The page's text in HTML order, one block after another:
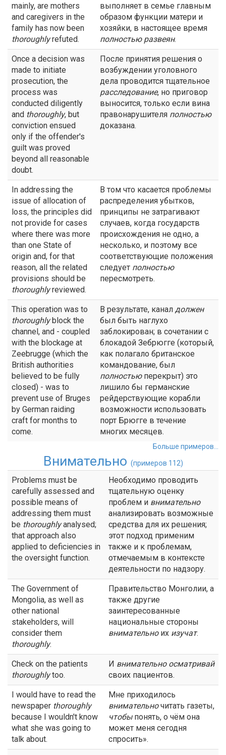
mainly, are mothers
and caregivers in the
family has now been
thoroughlyrefuted.
выполняет в семье главным
образом функции матери и
хозяйки, в настоящее время
полностьюразвеян.
Once a decision was
made to initiate
prosecution, the
process was
conducted diligently
and thoroughly, but
conviction ensued
only if the offender's
guilt was proved
beyond all reasonable
doubt.
После принятия решения о
возбуждении уголовного
дела проводится тщательное
расследование, но приговор
выносится, только если вина
правонарушителя полностью
доказана.
In addressing the
issue of allocation of
loss, the principles did
not provide for cases
where there was more
than one State of
origin and, for that
reason, all the related
provisions should be
thoroughlyreviewed.
В том что касается проблемы
распределения убытков,
принципы не затрагивают
случаев, когда государств
происхождения не одно, а
несколько, и поэтому все
соответствующие положения
следует полностью
пересмотреть.
This operation was to
thoroughlyblock the
channel, and - coupled
with the blockage at
Zeebrugge (which the
British authorities
believed to be fully
closed) - was to
prevent use of Bruges
by German raiding
craft for months to
come.
В результате, канал должен
был быть наглухо
заблокирован; в сочетании с
блокадой Зебрюгге (который,
как полагало британское
командование, был
полностьюперекрыт) это
лишило бы германские
рейдерствующие корабли
возможности использовать
порт Брюгге в течение
многих месяцев.
Больше примеров...
Внимательно (примеров 112)
Problems must be
carefully assessed and
possible means of
addressing them must
be thoroughlyanalysed;
that approach also
applied to deficiencies in
the oversight function.
Необходимо проводить
тщательную оценку
проблем и внимательно
анализировать возможные
средства для их решения;
этот подход применим
также и к проблемам,
отмечаемым в контексте
деятельности по надзору.
The Government of
Mongolia, as well as
other national
stakeholders, will
consider them
thoroughly.
Правительство Монголии, а
также другие
заинтересованные
национальные стороны
внимательноих изучат.
Check on the patients
thoroughlytoo.
И внимательноосматривай
своих пациентов.
I would have to read the
newspaper thoroughly
because I wouldn't know
what she was going to
talk about.
Мне приходилось
внимательночитать газеты,
чтобыпонять, о чём она
может меня сегодня
спросить».